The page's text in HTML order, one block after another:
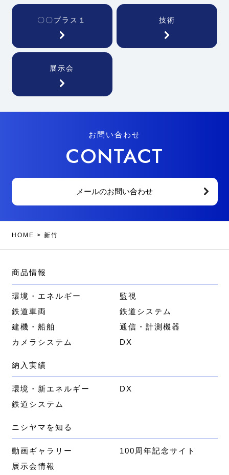
〇〇プラス１ 技術
展示会
お問い合わせ
CONTACT
メールのお問い合わせ
HOME > 新竹
商品情報
環境・エネルギー
監視
鉄道車両
鉄道システム
建機・船舶
通信・計測機器
カメラシステム
DX
納入実績
環境・新エネルギー
DX
鉄道システム
ニシヤマを知る
動画ギャラリー
100周年記念サイト
展示会情報